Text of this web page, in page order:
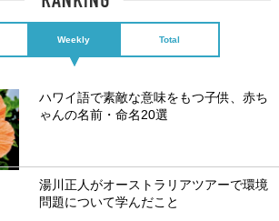
Weekly Total
ハワイ語で素敵な意味をもつ子供、赤ち
ゃんの名前・命名20選
湯川正人がオーストラリアツアーで環境
問題について学んだこと